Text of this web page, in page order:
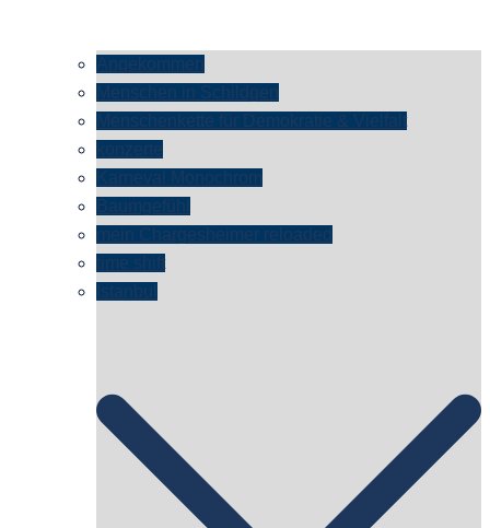
Angekommen
Menschen in Schildgen
Menschenkette für Demokratie & Vielfalt
konzerte
Karneval Monochrom
Baumgefühl
mein Chargesheimer reloaded
time shift
Istanbul